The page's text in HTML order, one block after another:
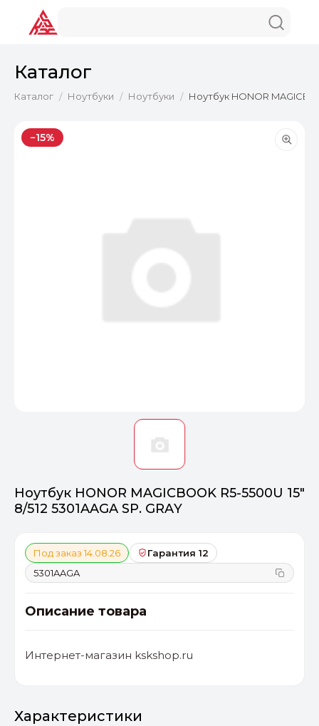
Каталог
Каталог / Ноутбуки / Ноутбуки / Ноутбук HONOR
−15%
Ноутбук HONOR MAGICBOOK R5-5500U 15"
8/512 5301AAGA SP. GRAY
Под заказ 14.08.26
Гарантия 12
5301AAGA
Описание товара
Интернет-магазин kskshop.ru
Характеристики